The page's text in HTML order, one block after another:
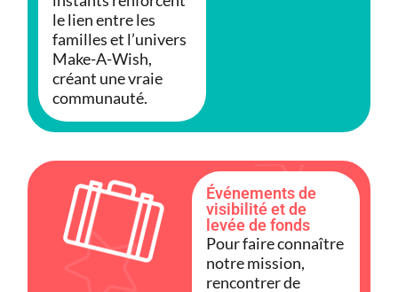
le lien entre les
familles et l’univers
Make-A-Wish,
créant une vraie
communauté.
Événements de
visibilité et de
levée de fonds
Pour faire connaître
notre mission,
rencontrer de